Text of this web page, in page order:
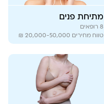
מתיחת פנים
8 רופאים
טווח מחירים 20,000-50,000 ₪